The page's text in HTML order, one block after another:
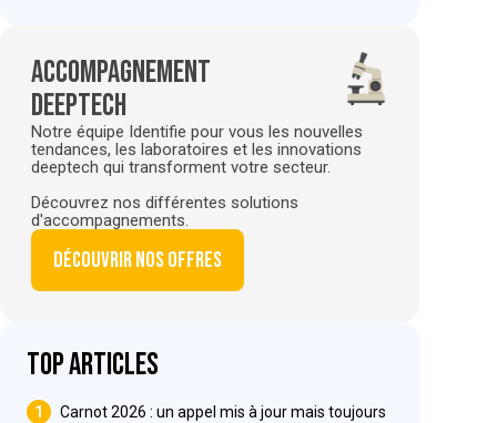
Accompagnement
deeptech
Notre équipe Identifie pour vous les nouvelles
tendances, les laboratoires et les innovations
deeptech qui transforment votre secteur.
Découvrez nos différentes solutions
d'accompagnements.
Découvrir nos offres
Top articles
1 Carnot 2026 : un appel mis à jour mais toujours